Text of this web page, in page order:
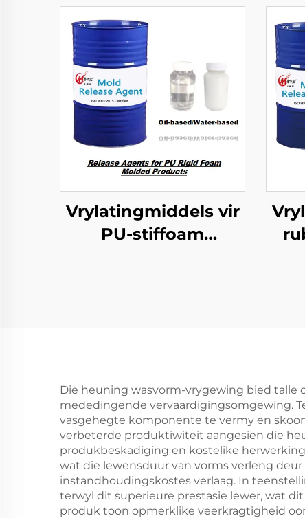
Vrylatingmiddels vir
PU-stiffoam
Die heuning wasvorm-vrygewing bied talle
mededingende vervaardigingsomgewing.
vasgehegte komponente te vermy en
verbeterde produktiwiteit aangesien die
produkbeskadiging en kostelike
wat die lewensduur van vorms verleng
instandhoudingskostes verlaag. In
terwyl dit superieure prestasie lewer, wat
produk toon opmerklike veerkragtigheid